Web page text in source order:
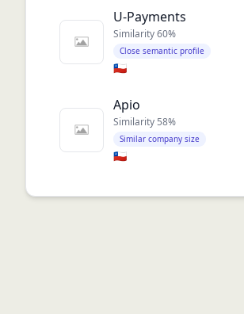
U-Payments
Similarity60%
Close semantic profile
🇨🇱
Apio
Similarity 58%
Similar company size
🇨🇱